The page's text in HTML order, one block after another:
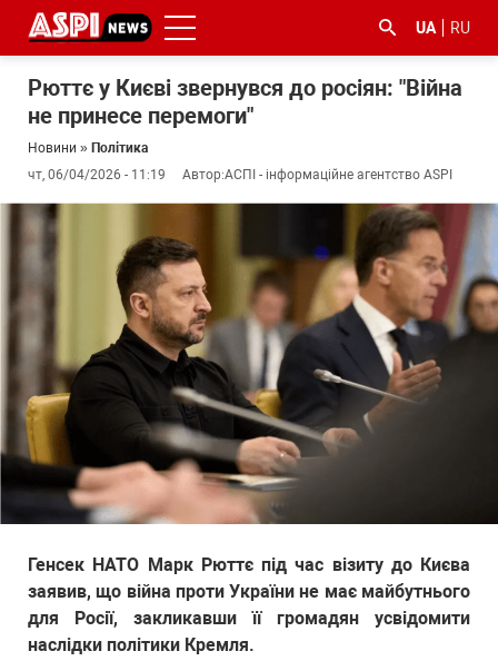
UA RU
Рюттє у Києві звернувся до росіян: "Війна
не принесе перемоги"
Новини » Політика
чт, 06/04/2026 - 11:19
Автор:АСПІ - інформаційне агентство ASPI
Генсек НАТО Марк Рюттє під час візиту до Києва
заявив, що війна проти України не має майбутнього
для Росії, закликавши її громадян усвідомити
наслідки політики Кремля.
#ООС
#боротьба
корупцією
#ДФС #Київ #коронавірус